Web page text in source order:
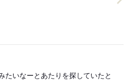
たいなーとあたりを探していたと